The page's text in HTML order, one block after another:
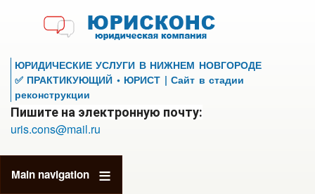
к
основному
содержанию
ЮРИДИЧЕСКИЕ УСЛУГИ В НИЖНЕМ НОВГОРОДЕ
✅ ПРАКТИКУЮЩИЙ • ЮРИСТ | Сайт в стадии
реконструкции
Пишите на электронную почту:
uris.cons@mail.ru
Main navigation